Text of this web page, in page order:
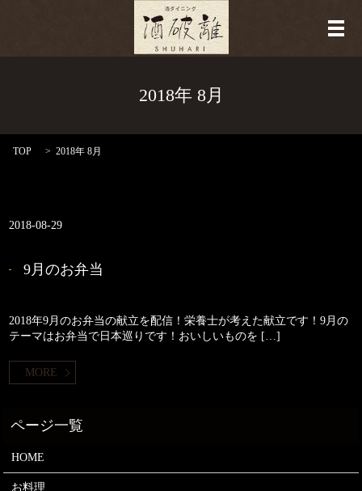
メ
2018年 8月
TOP 2018年 8月
2018-08-29
9月のお弁当
2018年9月のお弁当の献立を配信！栄養士が考えた献立です！9月の
テーマはお弁当で日本巡りです！おいしいものを […]
MORE
HOME
お料理